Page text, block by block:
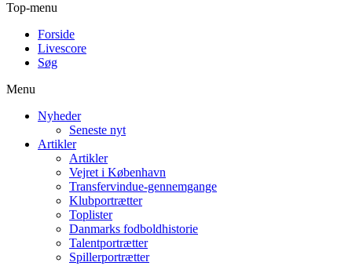
Top-menu
Forside
Livescore
Søg
Menu
Nyheder
Seneste nyt
Artikler
Artikler
Vejret i København
Transfervindue-gennemgange
Klubportrætter
Toplister
Danmarks fodboldhistorie
Talentportrætter
Spillerportrætter